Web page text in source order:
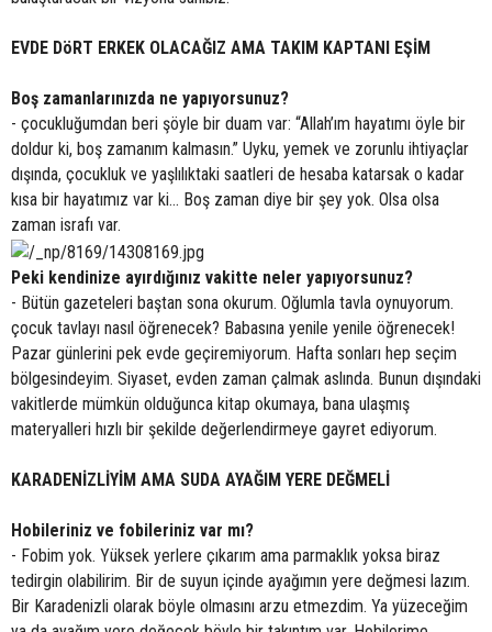
EVDE DöRT ERKEK OLACAĞIZ AMA TAKIM KAPTANI EŞİM
Boş zamanlarınızda ne yapıyorsunuz?
- çocukluğumdan beri şöyle bir duam var: “Allah’ım hayatımı öyle bir
doldur ki, boş zamanım kalmasın.” Uyku, yemek ve zorunlu ihtiyaçlar
dışında, çocukluk ve yaşlılıktaki saatleri de hesaba katarsak o kadar
kısa bir hayatımız var ki... Boş zaman diye bir şey yok. Olsa olsa
zaman israfı var.
Peki kendinize ayırdığınız vakitte neler yapıyorsunuz?
- Bütün gazeteleri baştan sona okurum. Oğlumla tavla oynuyorum.
çocuk tavlayı nasıl öğrenecek? Babasına yenile yenile öğrenecek!
Pazar günlerini pek evde geçiremiyorum. Hafta sonları hep seçim
bölgesindeyim. Siyaset, evden zaman çalmak aslında. Bunun dışındaki
vakitlerde mümkün olduğunca kitap okumaya, bana ulaşmış
materyalleri hızlı bir şekilde değerlendirmeye gayret ediyorum.
KARADENİZLİYİM AMA SUDA AYAĞIM YERE DEĞMELİ
Hobileriniz ve fobileriniz var mı?
- Fobim yok. Yüksek yerlere çıkarım ama parmaklık yoksa biraz
tedirgin olabilirim. Bir de suyun içinde ayağımın yere değmesi lazım.
Bir Karadenizli olarak böyle olmasını arzu etmezdim. Ya yüzeceğim